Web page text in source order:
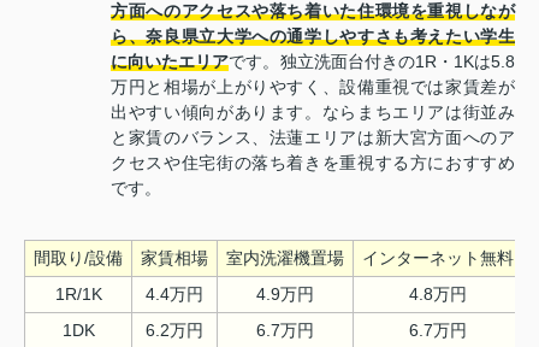
方面へのアクセスや落ち着いた住環境を重視しなが
ら、奈良県立大学への通学しやすさも考えたい学生
に向いたエリアです。独立洗面台付きの1R・1Kは5.8
万円と相場が上がりやすく、設備重視では家賃差が
出やすい傾向があります。ならまちエリアは街並み
と家賃のバランス、法蓮エリアは新大宮方面へのア
クセスや住宅街の落ち着きを重視する方におすすめ
です。
間取り/設備 家賃相場 室内洗濯機置場 インターネット無料
1R/1K
4.4万円 4.9万円
4.8万円
1DK
6.2万円 6.7万円
6.7万円